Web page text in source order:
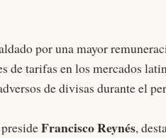
por una mayor
de tarifas en los mercados
de divisas durante el
Francisco Reynés,